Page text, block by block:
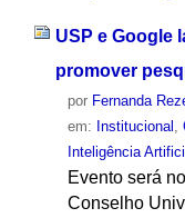
USP e Google
promover
por Fernanda
em: Institucional ,
Inteligência
Evento será
Conselho